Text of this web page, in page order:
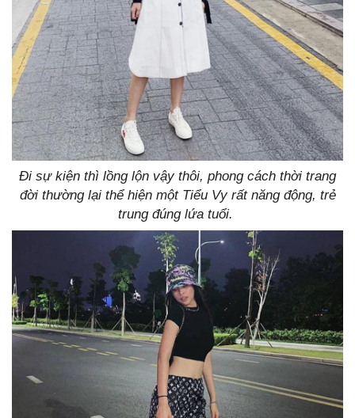
Đi sự kiện thì lồng lộn vậy thôi, phong cách thời trang
đời thường lại thể hiện một Tiểu Vy rất năng động, trẻ
trung đúng lứa tuổi.